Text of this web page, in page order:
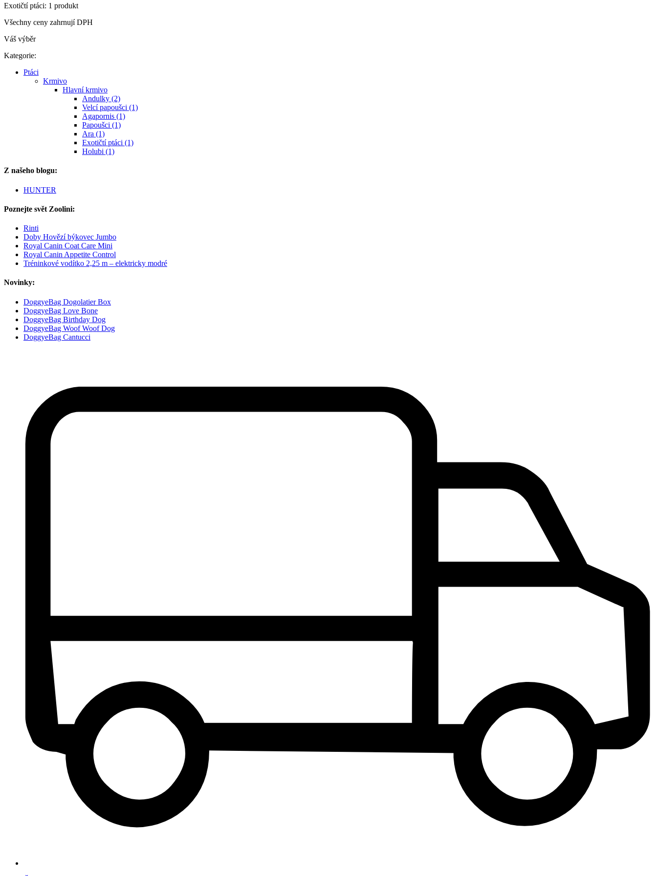
Exotičtí ptáci: 1 produkt
Všechny ceny zahrnují DPH
Váš výběr
Kategorie:
Ptáci
Krmivo
Hlavní krmivo
Andulky (2)
Velcí papoušci (1)
Agapornis (1)
Papoušci (1)
Ara (1)
Exotičtí ptáci (1)
Holubi (1)
Z našeho blogu:
HUNTER
Poznejte svět Zoolini:
Rinti
Doby Hovězí býkovec Jumbo
Royal Canin Coat Care Mini
Royal Canin Appetite Control
Tréninkové vodítko 2,25 m – elektricky modré
Novinky:
DoggyeBag Dogolatier Box
DoggyeBag Love Bone
DoggyeBag Birthday Dog
DoggyeBag Woof Woof Dog
DoggyeBag Cantucci